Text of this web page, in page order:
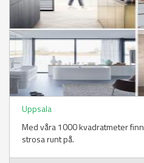
Uppsala
Med våra 1000 kvadratmeter
strosa runt på.